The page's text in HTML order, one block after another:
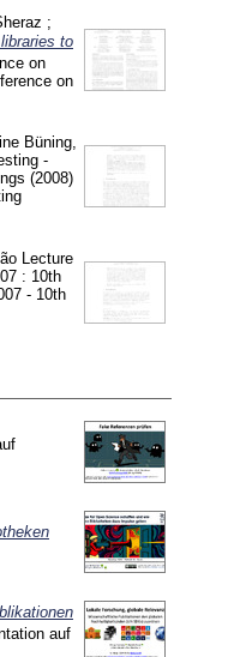
;
to
on
on
Büning,
-
(2008)
Lecture
: 10th
- 10th
auf